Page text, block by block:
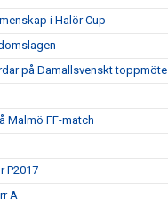
i Halör Cup
på Damallsvenskt toppmöte
Malmö FF-match
P2017
A